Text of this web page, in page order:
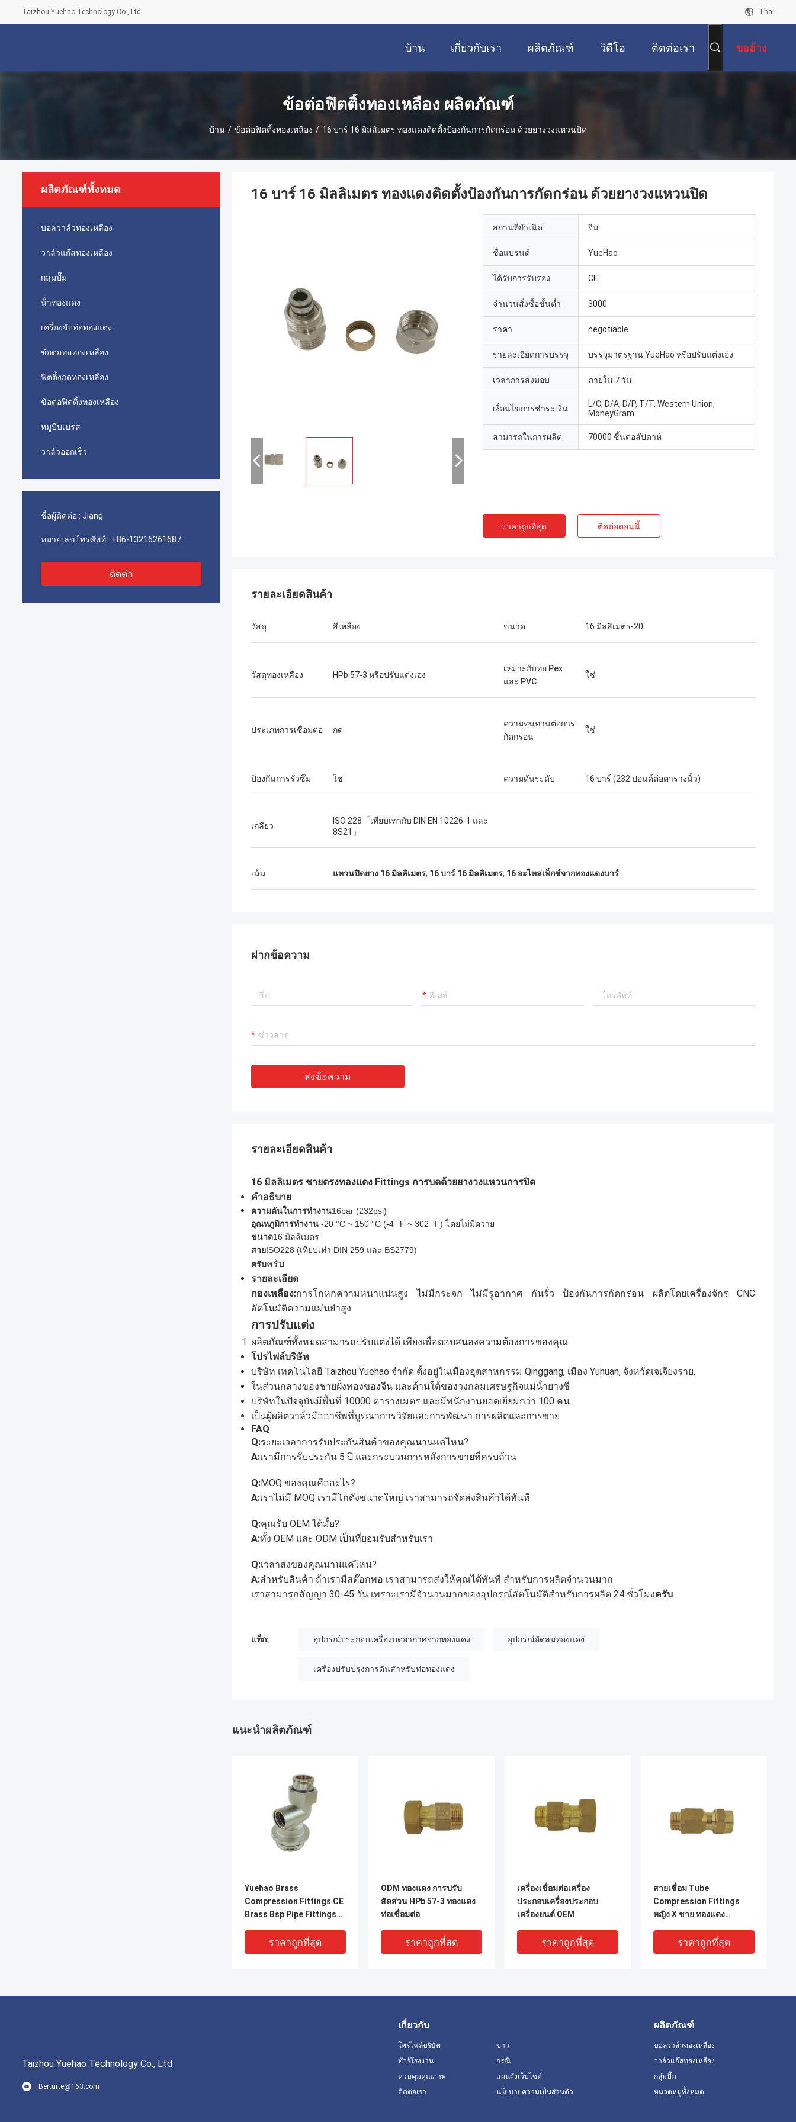
Taizhou Yuehao Technology Co., Ltd Thai
บ้าน เกี่ยวกับเรา ผลิตภัณฑ์ วิดีโอ ติดต่อเรา ขออ้าง
ข้อต่อฟิตติ้งทองเหลือง ผลิตภัณฑ์
บ้าน / ข้อต่อฟิตติ้งทองเหลือง / 16 บาร์ 16 มิลลิเมตร ทองแดงติดตั้งป้องกันการกัดกร่อน ด้วยยางวงแหวนปิด
ผลิตภัณฑ์ทั้งหมด
บอลวาล์วทองเหลือง
วาล์วแก๊สทองเหลือง
กลุ่มปั๊ม
น้ําทองแดง
เครื่องจับท่อทองแดง
ข้อต่อท่อทองเหลือง
ฟิตติ้งกดทองเหลือง
ข้อต่อฟิตติ้งทองเหลือง
หมูบีบเบรส
วาล์วออกเร็ว
ชื่อผู้ติดต่อ : Jiang
หมายเลขโทรศัพท์ : +86-13216261687
ติดต่อ
16 บาร์ 16 มิลลิเมตร ทองแดงติดตั้งป้องกันการกัดกร่อน ด้วยยางวงแหวนปิด
สถานที่กำเนิด จีน
ชื่อแบรนด์ YueHao
ได้รับการรับรอง CE
จำนวนสั่งซื้อขั้นต่ำ 3000
ราคา negotiable
รายละเอียดการบรรจุ บรรจุมาตรฐาน YueHao หรือปรับแต่งเอง
เวลาการส่งมอบ ภายใน 7 วัน
เงื่อนไขการชำระเงิน
L/C, D/A, D/P, T/T, Western Union,
MoneyGram
สามารถในการผลิต 70000 ชิ้นต่อสัปดาห์
ราคาถูกที่สุด ติดต่อตอนนี้
รายละเอียดสินค้า
วัสดุ สีเหลือง ขนาด 16 มิลลิเมตร-20
วัสดุทองเหลือง HPb 57-3 หรือปรับแต่งเอง
เหมาะกับท่อ Pex
และ PVC
ใช่
ประเภทการเชื่อมต่อ กด
ความทนทานต่อการ
กัดกร่อน
ใช่
ป้องกันการรั่วซึม ใช่ ความดันระดับ 16 บาร์ (232 ปอนด์ต่อตารางนิ้ว)
เกลียว
ISO 228「เทียบเท่ากับ DIN EN 10226-1 และ
8S21」
เน้น แหวนปิดยาง 16 มิลลิเมตร, 16 บาร์ 16 มิลลิเมตร, 16 อะไหล่เพ็กซ์จากทองแดงบาร์
ฝากข้อความ
ส่งข้อความ
รายละเอียดสินค้า
16 มิลลิเมตร ชายตรงทองแดง Fittings การบดด้วยยางวงแหวนการปิด
คําอธิบาย
ความดันในการทํางาน16bar (232psi)
อุณหภูมิการทํางาน -20 °C ~ 150 °C (-4 °F ~ 302 °F) โดยไม่มีควาย
ขนาด16 มิลลิเมตร
สายISO228 (เทียบเท่า DIN 259 และ BS2779)
ครับครับ
รายละเอียด
กองเหลือง:การโกหกความหนาแน่นสูง ไม่มีกระจก ไม่มีรูอากาศ กันรั่ว ป้องกันการกัดกร่อน ผลิตโดยเครื่องจักร CNC
อัตโนมัติความแม่นยําสูง
การปรับแต่ง
ผลิตภัณฑ์ทั้งหมดสามารถปรับแต่งได้ เพียงเพื่อตอบสนองความต้องการของคุณ
โปรไฟล์บริษัท
บริษัท เทคโนโลยี Taizhou Yuehao จํากัด ตั้งอยู่ในเมืองอุตสาหกรรม Qinggang, เมือง Yuhuan, จังหวัดเจเจียงราย,
ในส่วนกลางของชายฝั่งทองของจีน และด้านใต้ของวงกลมเศรษฐกิจแม่น้ํายางซี
บริษัทในปัจจุบันมีพื้นที่ 10000 ตารางเมตร และมีพนักงานยอดเยี่ยมกว่า 100 คน
เป็นผู้ผลิตวาล์วมืออาชีพที่บูรณาการวิจัยและการพัฒนา การผลิตและการขาย
FAQ
Q:ระยะเวลาการรับประกันสินค้าของคุณนานแค่ไหน?
A:เรามีการรับประกัน 5 ปี และกระบวนการหลังการขายที่ครบถ้วน
Q:MOQ ของคุณคืออะไร?
A:เราไม่มี MOQ เรามีโกดังขนาดใหญ่ เราสามารถจัดส่งสินค้าได้ทันที
Q:คุณรับ OEM ได้มั้ย?
A:ทั้ง OEM และ ODM เป็นที่ยอมรับสําหรับเรา
Q:เวลาส่งของคุณนานแค่ไหน?
A:สําหรับสินค้า ถ้าเรามีสต๊อกพอ เราสามารถส่งให้คุณได้ทันที สําหรับการผลิตจํานวนมาก
เราสามารถสัญญา 30-45 วัน เพราะเรามีจํานวนมากของอุปกรณ์อัตโนมัติสําหรับการผลิต 24 ชั่วโมงครับ
แท็ก: อุปกรณ์ประกอบเครื่องบดอากาศจากทองแดง อุปกรณ์อัดลมทองแดง
เครื่องปรับปรุงการดันสําหรับท่อทองแดง
แนะนำผลิตภัณฑ์
Yuehao Brass
Compression Fittings CE
Brass Bsp Pipe Fittings
ราคาถูกที่สุด
ODM ทองแดง การปรับ
สัดส่วน HPb 57-3 ทองแดง
ท่อเชื่อมต่อ
ราคาถูกที่สุด
เครื่องเชื่อมต่อเครื่อง
ประกอบเครื่องประกอบ
เครื่องยนต์ OEM
ราคาถูกที่สุด
สายเชื่อม Tube
Compression Fittings
หญิง X ชาย ทองแดง
ราคาถูกที่สุด
Taizhou Yuehao Technology Co., Ltd
Berturte@163.com
เกี่ยวกับ
โพรไฟล์บริษัท
ทัวร์โรงงาน
ควบคุมคุณภาพ
ติดต่อเรา
ข่าว
กรณี
แผนผังเว็บไซต์
นโยบายความเป็นส่วนตัว
ผลิตภัณฑ์
บอลวาล์วทองเหลือง
วาล์วแก๊สทองเหลือง
กลุ่มปั๊ม
หมวดหมู่ทั้งหมด